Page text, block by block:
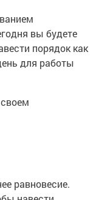
вы будете
порядок как
для работы
равновесие.